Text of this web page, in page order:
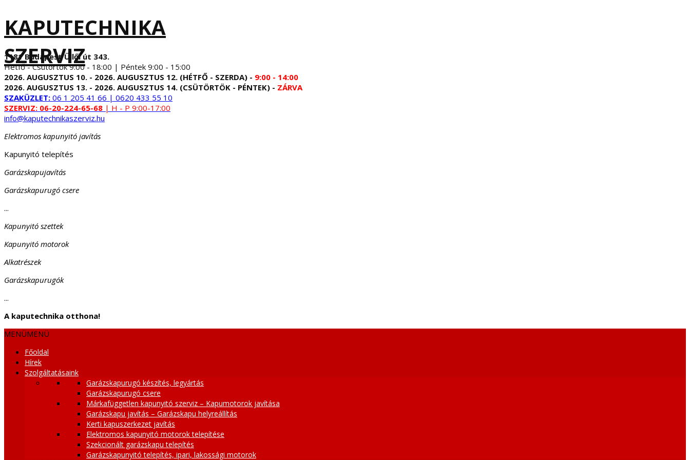
KAPUTECHNIKA
SZERVIZ
1181 Budapest Üllői út 343.
Hétfő - Csütörtök 9:00 - 18:00 | Péntek 9:00 - 15:00
2026. AUGUSZTUS 10. - 2026. AUGUSZTUS 12. (HÉTFŐ - SZERDA) - 9:00 - 14:00
2026. AUGUSZTUS 13. - 2026. AUGUSZTUS 14. (CSÜTÖRTÖK - PÉNTEK) - ZÁRVA
SZAKÜZLET: 06 1 205 41 66 | 0620 433 55 10
SZERVIZ: 06-20-224-65-68 | H - P 9:00-17:00
info@kaputechnikaszerviz.hu
Elektromos kapunyitó javítás
Kapunyitó telepítés
Garázskapujavítás
Garázskapurugó csere
...
Kapunyitó szettek
Kapunyitó motorok
Alkatrészek
Garázskapurugók
...
A kaputechnika otthona!
MENÜMENÜ
Főoldal
Hírek
Szolgáltatásaink
Garázskapurugó készítés, legyártás
Garázskapurugó csere
Márkafüggetlen kapunyitó szerviz – Kapumotorok javítása
Garázskapu javítás – Garázskapu helyreállítás
Kerti kapuszerkezet javítás
Elektromos kapunyitó motorok telepítése
Szekcionált garázskapu telepítés
Garázskapunyitó telepítés, ipari, lakossági motorok